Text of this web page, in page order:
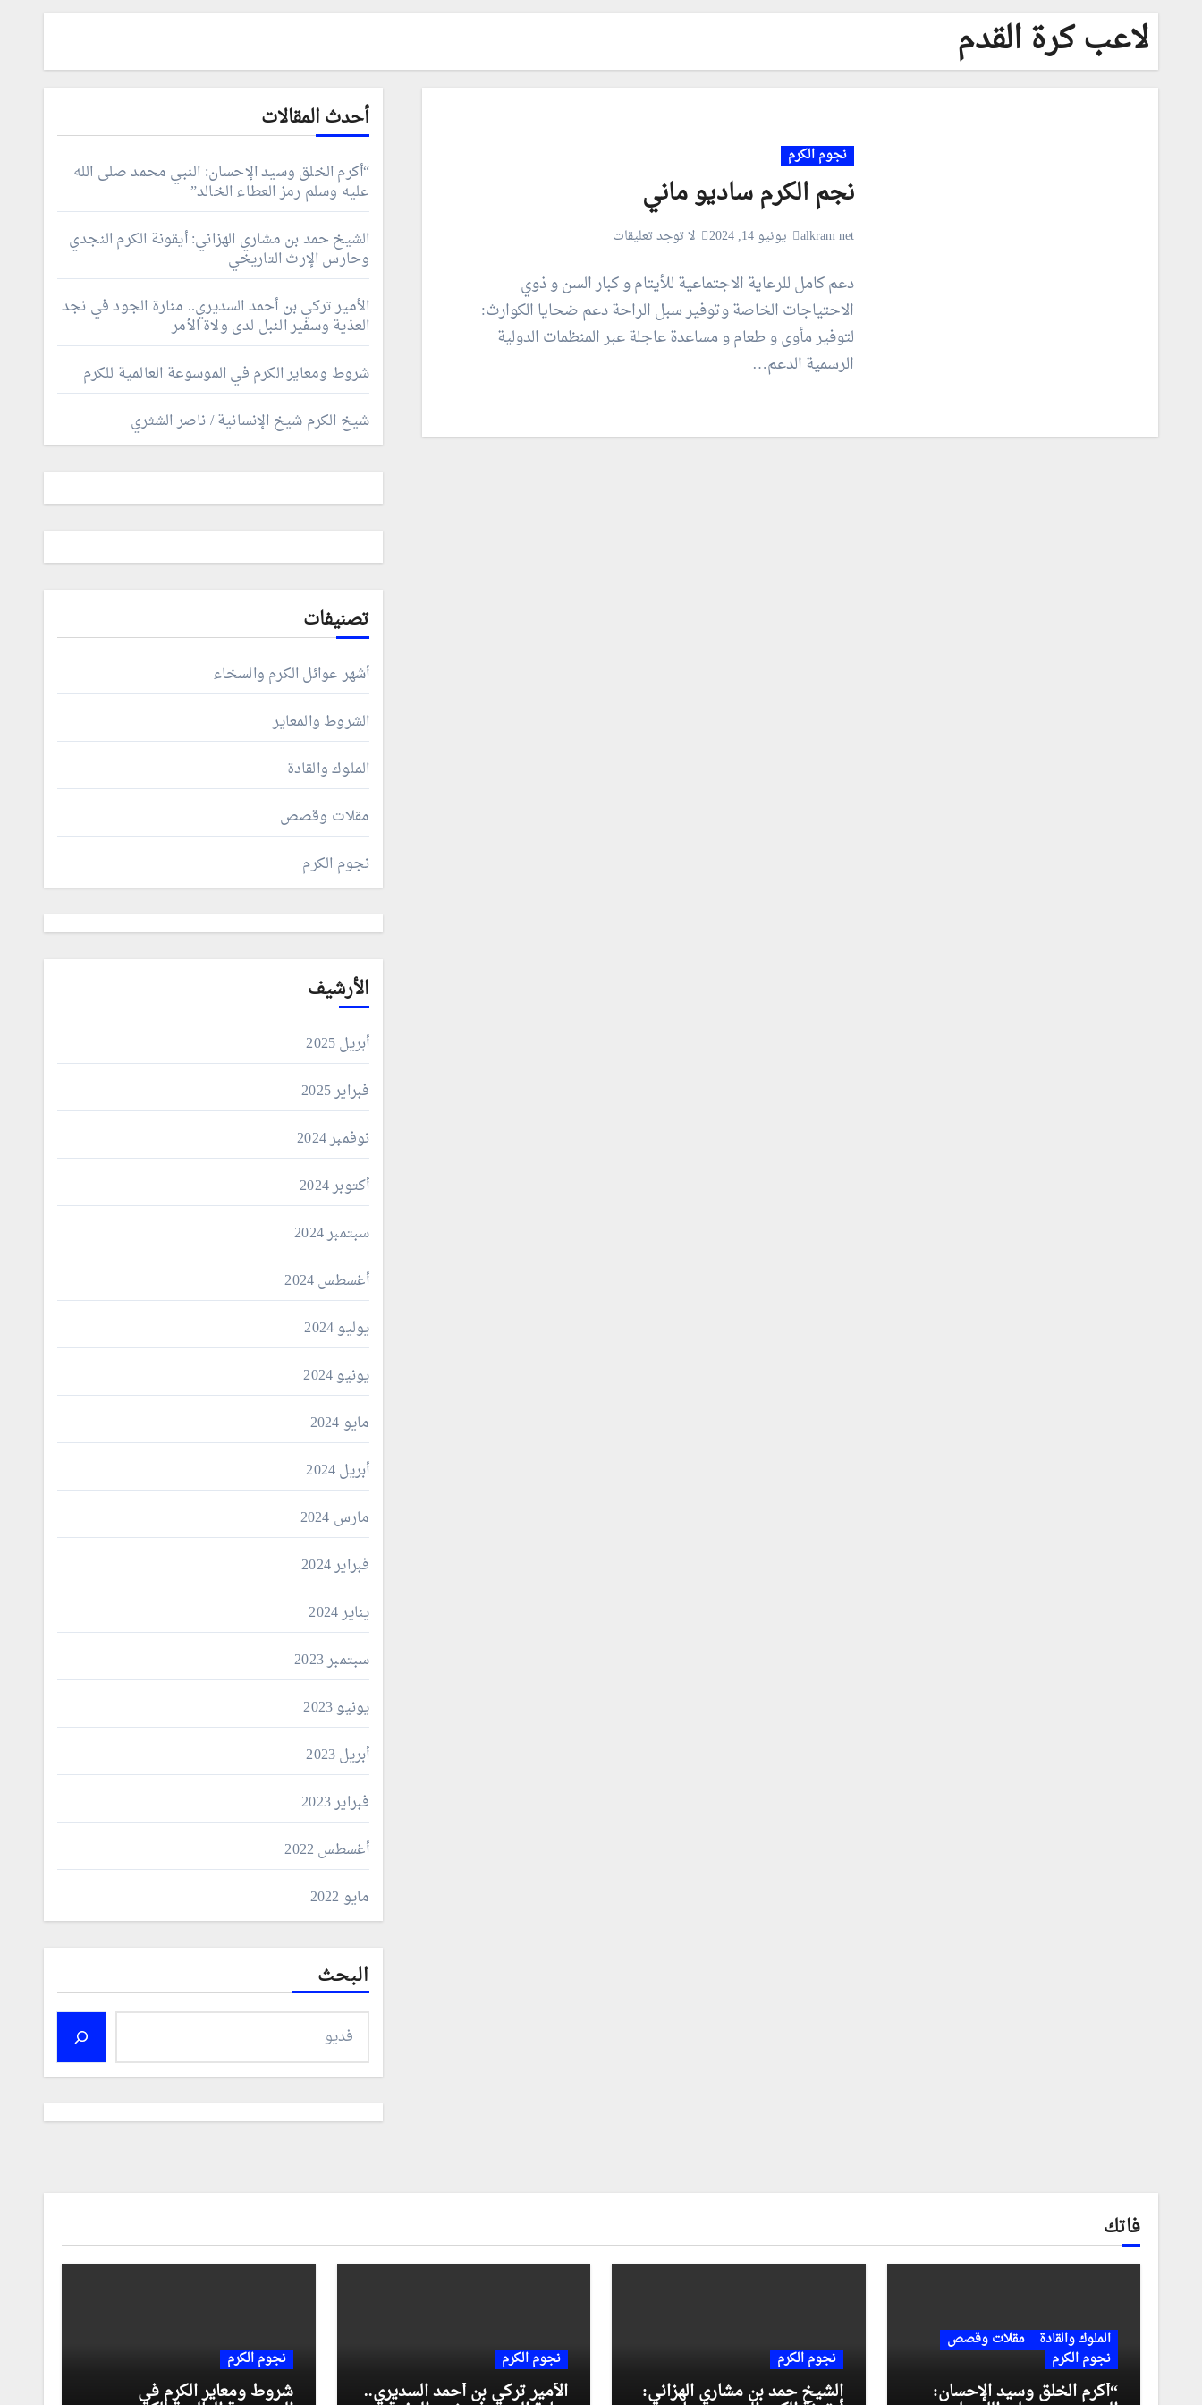
لاعب كرة القدم
نجوم الكرم
نجم الكرم ساديو ماني
alkram net يونيو 14, 2024 لا توجد تعليقات
دعم كامل للرعاية الاجتماعية للأيتام و كبار السن و ذوي
الاحتياجات الخاصة وتوفير سبل الراحة دعم ضحايا الكوارث:
لتوفير مأوى و طعام و مساعدة عاجلة عبر المنظمات الدولية
الرسمية الدعم…
أحدث المقالات
“أكرم الخلق وسيد الإحسان: النبي محمد صلى الله
عليه وسلم رمز العطاء الخالد”
الشيخ حمد بن مشاري الهزاني: أيقونة الكرم النجدي
وحارس الإرث التاريخي
الأمير تركي بن أحمد السديري.. منارة الجود في نجد
العذية وسفير النبل لدى ولاة الأمر
شروط ومعاير الكرم في الموسوعة العالمية للكرم
شيخ الكرم شيخ الإنسانية / ناصر الشثري
تصنيفات
أشهر عوائل الكرم والسخاء
الشروط والمعاير
الملوك والقادة
مقلات وقصص
نجوم الكرم
الأرشيف
أبريل 2025
فبراير 2025
نوفمبر 2024
أكتوبر 2024
سبتمبر 2024
أغسطس 2024
يوليو 2024
يونيو 2024
مايو 2024
أبريل 2024
مارس 2024
فبراير 2024
يناير 2024
سبتمبر 2023
يونيو 2023
أبريل 2023
فبراير 2023
أغسطس 2022
مايو 2022
البحث
فاتك
الملوك والقادة
مقلات وقصص
نجوم الكرم
“أكرم الخلق وسيد الإحسان:
نجوم الكرم
الشيخ حمد بن مشاري الهزاني:
نجوم الكرم
الأمير تركي بن أحمد السديري..
نجوم الكرم
شروط ومعاير الكرم في